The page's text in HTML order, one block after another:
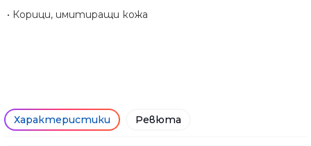
• Корици, имитиращи кожа
Характеристики Ревюта